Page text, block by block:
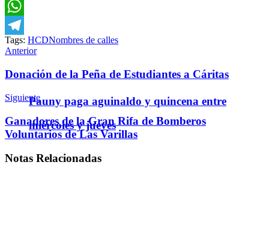
Pauny paga aguinaldo y quincena entre
miércoles y jueves
Email
WhatsApp
Telegram
Tags: HCDNombres de calles
Anterior
Donación de la Peña de Estudiantes a Cáritas
Siguiente
Ganadores de la Gran Rifa de Bomberos
Voluntarios de Las Varillas
Notas Relacionadas